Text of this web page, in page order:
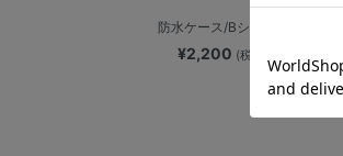
防水ケース/Bシンボル
¥2,200 (税込)